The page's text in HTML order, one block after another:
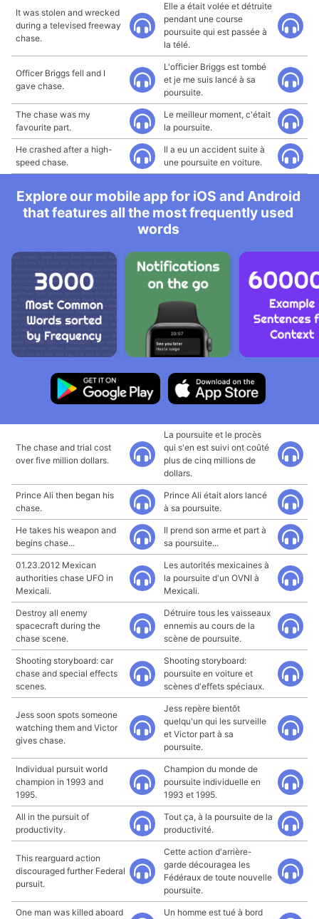
It was stolen and wrecked
during a televised freeway
chase.
Elle a était volée et détruite
pendant une course
poursuite qui est passée à
la télé.
Officer Briggs fell and I
gave chase.
L'officier Briggs est tombé
et je me suis lancé à sa
poursuite.
The chase was my
favourite part.
Le meilleur moment, c'était
la poursuite.
He crashed after a high-
speed chase.
Il a eu un accident suite à
une poursuite en voiture.
Explore our mobile app for iOS and Android
that features all the most frequently used
words
The chase and trial cost
over five million dollars.
La poursuite et le procès
qui s'en est suivi ont coûté
plus de cinq millions de
dollars.
Prince Ali then began his
chase.
Prince Ali était alors lancé
à sa poursuite.
He takes his weapon and
begins chase...
Il prend son arme et part à
sa poursuite...
01.23.2012 Mexican
authorities chase UFO in
Mexicali.
Les autorités mexicaines à
la poursuite d'un OVNI à
Mexicali.
Destroy all enemy
spacecraft during the
chase scene.
Détruire tous les vaisseaux
ennemis au cours de la
scène de poursuite.
Shooting storyboard: car
chase and special effects
scenes.
Shooting storyboard:
poursuite en voiture et
scènes d'effets spéciaux.
Jess soon spots someone
watching them and Victor
gives chase.
Jess repère bientôt
quelqu'un qui les surveille
et Victor part à sa
poursuite.
Individual pursuit world
champion in 1993 and
1995.
Champion du monde de
poursuite individuelle en
1993 et 1995.
All in the pursuit of
productivity.
Tout ça, à la poursuite de la
productivité.
This rearguard action
discouraged further Federal
pursuit.
Cette action d'arrière-
garde découragea les
Fédéraux de toute nouvelle
poursuite.
One man was killed aboard
Un homme est tué à bord